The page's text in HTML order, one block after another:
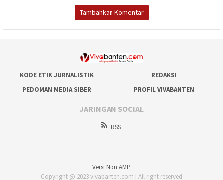
Tambahkan Komentar
KODE ETIK JURNALISTIK
REDAKSI
PEDOMAN MEDIA SIBER
PROFIL VIVABANTEN
JARINGAN SOCIAL
RSS
Versi Non AMP
Copyright @ 2023 vivabanten.com | All right reserved